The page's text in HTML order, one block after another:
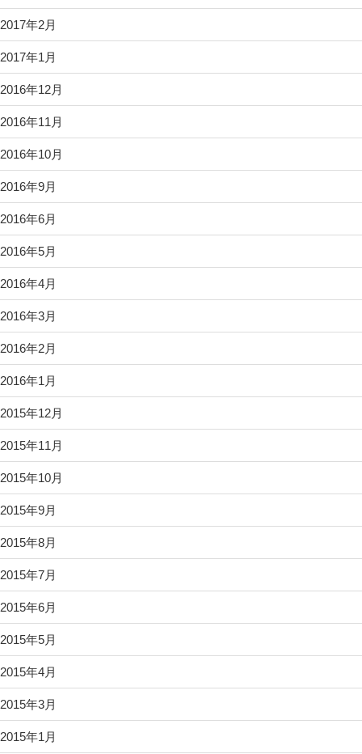
2017年2月
2017年1月
2016年12月
2016年11月
2016年10月
2016年9月
2016年6月
2016年5月
2016年4月
2016年3月
2016年2月
2016年1月
2015年12月
2015年11月
2015年10月
2015年9月
2015年8月
2015年7月
2015年6月
2015年5月
2015年4月
2015年3月
2015年1月